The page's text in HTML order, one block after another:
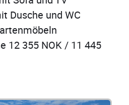
Dusche und WC
12 355 NOK / 11 445